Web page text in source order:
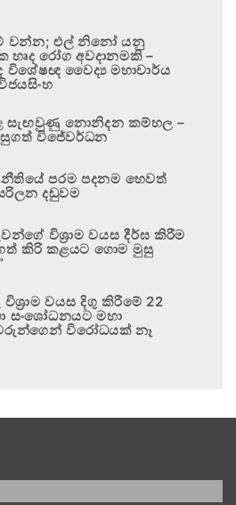
වන්න; එල් නිනෝ යනු
හෘද රෝග අවදානමකි –
විශේෂඥ වෛද්‍ය මහාචාර්ය
සැඟවුණු නොනිදන කම්හල –
විජේවර්ධන
නීතියේ පරම පදනම හෙවත්
දඬුවම
විශ්‍රාම වයස දීර්ඝ කිරීම
කිරි කළයට ගොම මුසු
වයස දිගු කිරීමේ 22
සංශෝධනයට මහා
විරෝධයක් නෑ